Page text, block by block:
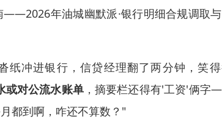
年油城幽默派·银行明细合规调取
纸冲进银行，信贷经理翻了两分钟，笑
或对公流水账单，摘要栏还得有'工资'俩字
都到啊，咋还不算数？"